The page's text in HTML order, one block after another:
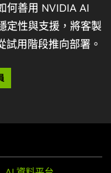
何善用 NVIDIA AI
定性與支援，將客製
用階段推向部署。